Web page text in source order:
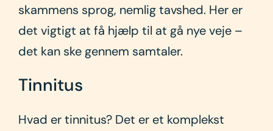
skammens sprog, nemlig tavshed. Her er
det vigtigt at få hjælp til at gå nye veje –
det kan ske gennem samtaler.
Tinnitus
Hvad er tinnitus? Det er et komplekst